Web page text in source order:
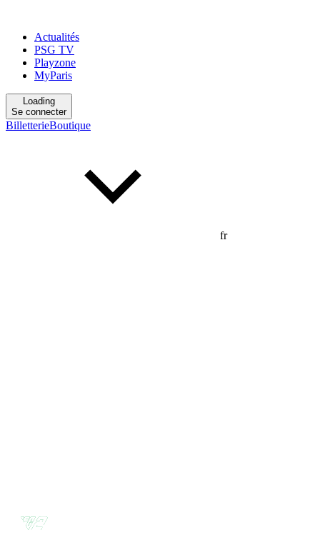
Actualités
PSG TV
Playzone
MyParis
Loading
Se connecter
BilletterieBoutique
fr